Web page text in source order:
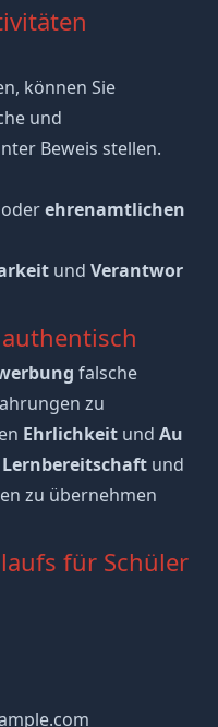
können Sie
und
Beweis stellen.
oderehrenamtlichen
und Verantwor
falsche
zu
Ehrlichkeitund Au
Lernbereitschaftund
zu übernehmen
für Schüler